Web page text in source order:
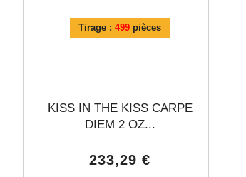
Tirage :499 pièces
KISS IN THE KISS CARPE
DIEM 2 OZ...
233,29 €